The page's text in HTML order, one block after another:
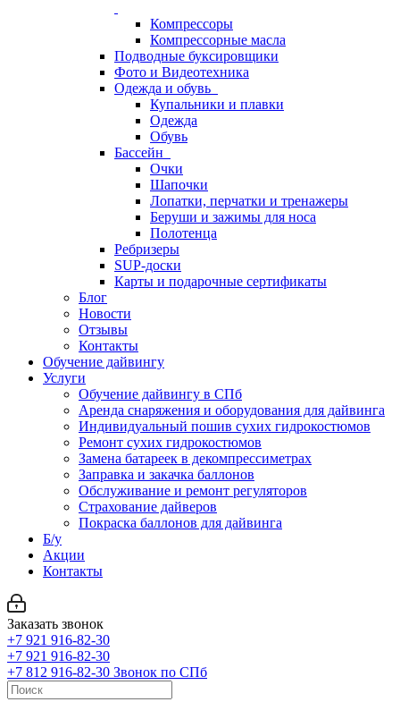
Компрессоры
Компрессорные масла
Подводные буксировщики
Фото и Видеотехника
Одежда и обувь
Купальники и плавки
Одежда
Обувь
Бассейн
Очки
Шапочки
Лопатки, перчатки и тренажеры
Беруши и зажимы для носа
Полотенца
Ребризеры
SUP-доски
Карты и подарочные сертификаты
Блог
Новости
Отзывы
Контакты
Обучение дайвингу
Услуги
Обучение дайвингу в СПб
Аренда снаряжения и оборудования для дайвинга
Индивидуальный пошив сухих гидрокостюмов
Ремонт сухих гидрокостюмов
Замена батареек в декомпрессиметрах
Заправка и закачка баллонов
Обслуживание и ремонт регуляторов
Страхование дайверов
Покраска баллонов для дайвинга
Б/у
Акции
Контакты
Заказать звонок
+7 921 916-82-30
+7 921 916-82-30
+7 812 916-82-30 Звонок по СПб